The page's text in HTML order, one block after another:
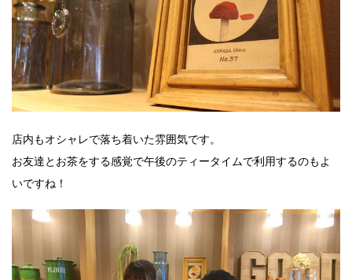
店内もオシャレで落ち着いた雰囲気です。
お友達とお茶をする感覚で午後のティータイムで利用するのもよ
いですね！